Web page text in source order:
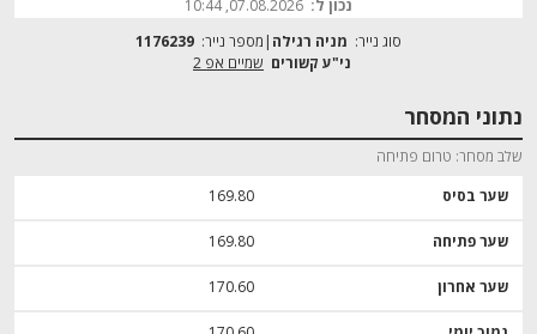
נכון ל: 07.08.2026, 10:44
סוג נייר: מניה רגילה מספר נייר: 1176239
שמיים אפ 2
נתוני המסחר
שלב מסחר טרום פתיחה
שער בסיס 169.80
שער פתיחה 169.80
שער אחרון 170.60